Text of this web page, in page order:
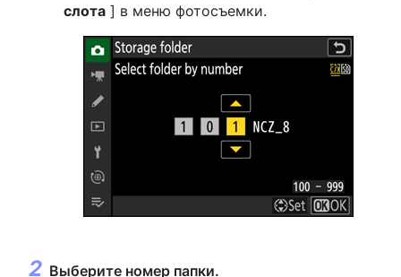
слота ] в меню фотосъемки.
Выберите номер папки.